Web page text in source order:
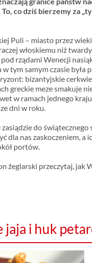
co dziś bierzemy za
Puli – miasto przez
włoskiemu niż
rządami Wenecji
tym samym czasie
bizantyjskie
greckie meze smakuje
w ramach jednego
dni w roku.
do
dla nas zaskoczeniem,
portów.
żeglarski przeczytaj, jak
i huk